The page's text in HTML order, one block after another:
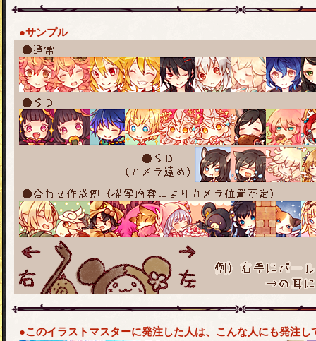
●サンプル
●このイラストマスターに発注した人は、こんな人にも発注し